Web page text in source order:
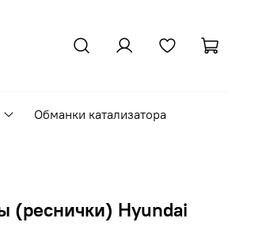
Обманки катализатора
(реснички) Hyundai